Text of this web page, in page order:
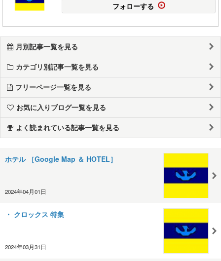
フォローする
月別記事一覧を見る
カテゴリ別記事一覧を見る
フリーページ一覧を見る
お気に入りブログ一覧を見る
よく読まれている記事一覧を見る
ホテル ［Google Map ＆ HOTEL］
2024年04月01日
・ クロックス 特集
2024年03月31日